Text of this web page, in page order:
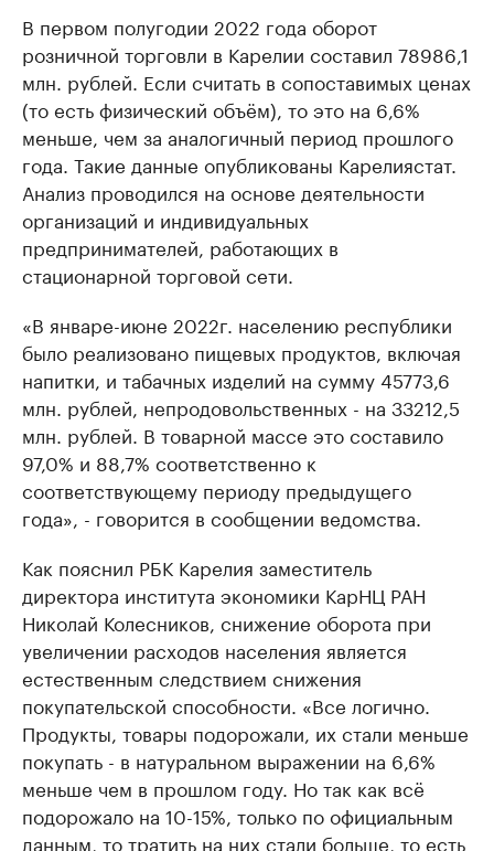
В первом полугодии 2022 года оборот
розничной торговли в Карелии составил 78986,1
млн. рублей. Если считать в сопоставимых ценах
(то есть физический объём), то это на 6,6%
меньше, чем за аналогичный период прошлого
года. Такие данные опубликованы Карелиястат.
Анализ проводился на основе деятельности
организаций и индивидуальных
предпринимателей, работающих в
стационарной торговой сети.
«В январе-июне 2022г. населению республики
было реализовано пищевых продуктов, включая
напитки, и табачных изделий на сумму 45773,6
млн. рублей, непродовольственных - на 33212,5
млн. рублей. В товарной массе это составило
97,0% и 88,7% соответственно к
соответствующему периоду предыдущего
года», - говорится в сообщении ведомства.
Как пояснил РБК Карелия заместитель
директора института экономики КарНЦ РАН
Николай Колесников, снижение оборота при
увеличении расходов населения является
естественным следствием снижения
покупательской способности. «Все логично.
Продукты, товары подорожали, их стали меньше
покупать - в натуральном выражении на 6,6%
меньше чем в прошлом году. Но так как всё
подорожало на 10-15%, только по официальным
данным, то тратить на них стали больше, то есть